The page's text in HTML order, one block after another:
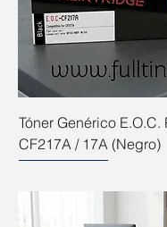
Tóner Genérico E.O.C.
CF217A / 17A (Negro)